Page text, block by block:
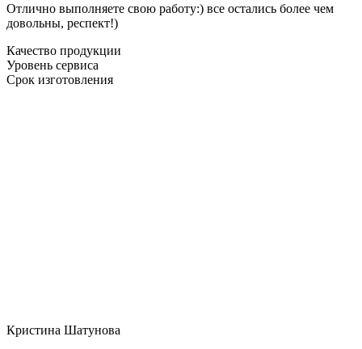
Отлично выполняете свою работу:) все остались более чем
довольны, респект!)
Качество продукции
Уровень сервиса
Срок изготовления
Кристина Шатунова